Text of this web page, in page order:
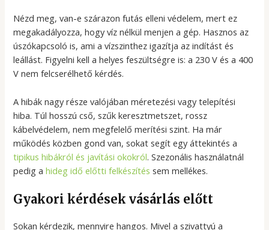
Nézd meg, van-e szárazon futás elleni védelem, mert ez
megakadályozza, hogy víz nélkül menjen a gép. Hasznos az
úszókapcsoló is, ami a vízszinthez igazítja az indítást és
leállást. Figyelni kell a helyes feszültségre is: a 230 V és a 400
V nem felcserélhető kérdés.
A hibák nagy része valójában méretezési vagy telepítési
hiba. Túl hosszú cső, szűk keresztmetszet, rossz
kábelvédelem, nem megfelelő merítési szint. Ha már
működés közben gond van, sokat segít egy áttekintés a
tipikus hibákról és javítási okokról. Szezonális használatnál
pedig ahideg idő előtti felkészítés sem mellékes.
Gyakori kérdések vásárlás előtt
Sokan kérdezik, mennyire hangos. Mivel a szivattyú a